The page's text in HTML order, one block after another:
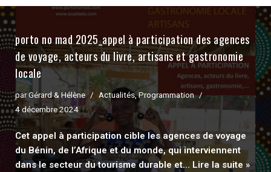
porto no mad 2025_appel à participation des agences
de voyage, acteurs du livre, artisans et gastronomie
locale
parGérard & Hélène Actualités,Programmation
4 décembre 2024
Cet appel à participation cible les agences de voyage
du Bénin, de l’Afrique et du monde, qui interviennent
dans le secteur du tourisme durable et… Lire la suite »